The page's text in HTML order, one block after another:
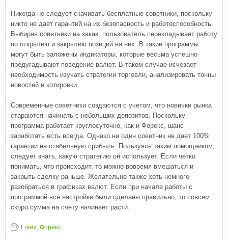
Никогда не следует скачивать бесплатные советники, поскольку
никто не дает гарантий на их безопасность и работоспособность.
Выбирая советники на заказ, пользователь перекладывает работу
по открытию и закрытию позиций на них. В такие программы
могут быть заложены индикаторы, которые весьма успешно
предугадывают поведение валют. В таком случае исчезает
необходимость изучать стратегии торговли, анализировать тонны
новостей и котировки.
Современные советники создаются с учетом, что новички рынка
стараются начинать с небольших депозитов. Поскольку
программа работает круглосуточно, как и Форекс, шанс
заработать есть всегда. Однако ни один советник не дает 100%
гарантии на стабильную прибыль. Пользуясь таким помощником,
следует знать, какую стратегию он использует. Если четко
понимать, что происходит, то можно вовремя вмешаться и
закрыть сделку раньше. Желательно также хоть немного
разобраться в графиках валют. Если при начале работы с
программой все настройки были сделаны правильно, то совсем
скоро сумма на счету начинает расти.
Forex, Форекс